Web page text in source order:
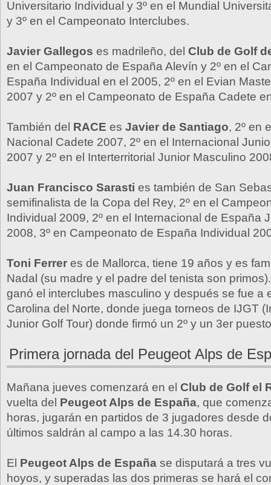
Universitario Individual y 3º en el Mundial
y 3º en el Campeonato Interclubes.
Javier Gallegos es madrileño, del Club de Golf
en el Campeonato de España Alevín y 2º en el
España Individual en el 2005, 2º en el Evian
2007 y 2º en el Campeonato de España Cadete
También del RACE es Javier de Santiago, 2º en
Nacional Cadete 2007, 2º en el Internacional
2007 y 2º en el Interterritorial Junior Masculino
Juan Francisco Sarasti es también de San
semifinalista de la Copa del Rey, 2º en el
Individual 2009, 2º en el Internacional de España
2008, 3º en Campeonato de España Individual
Toni Ferrer es de Mallorca, tiene 19 años y es
Nadal (su madre y el padre del tenista son
ganó el interclubes masculino y después se fue a
Carolina del Norte, donde juega torneos de IJGT
Junior Golf Tour) donde firmó un 2º y un 3er
Primera jornada del Peugeot Alps de
Mañana jueves comenzará en el Club de Golf el
vuelta del Peugeot Alps de España, que
horas, jugarán en partidos de 3 jugadores desde
últimos saldrán al campo a las 14.30 horas.
El Peugeot Alps de España se disputará a tres
hoyos, y superadas las dos primeras se hará el